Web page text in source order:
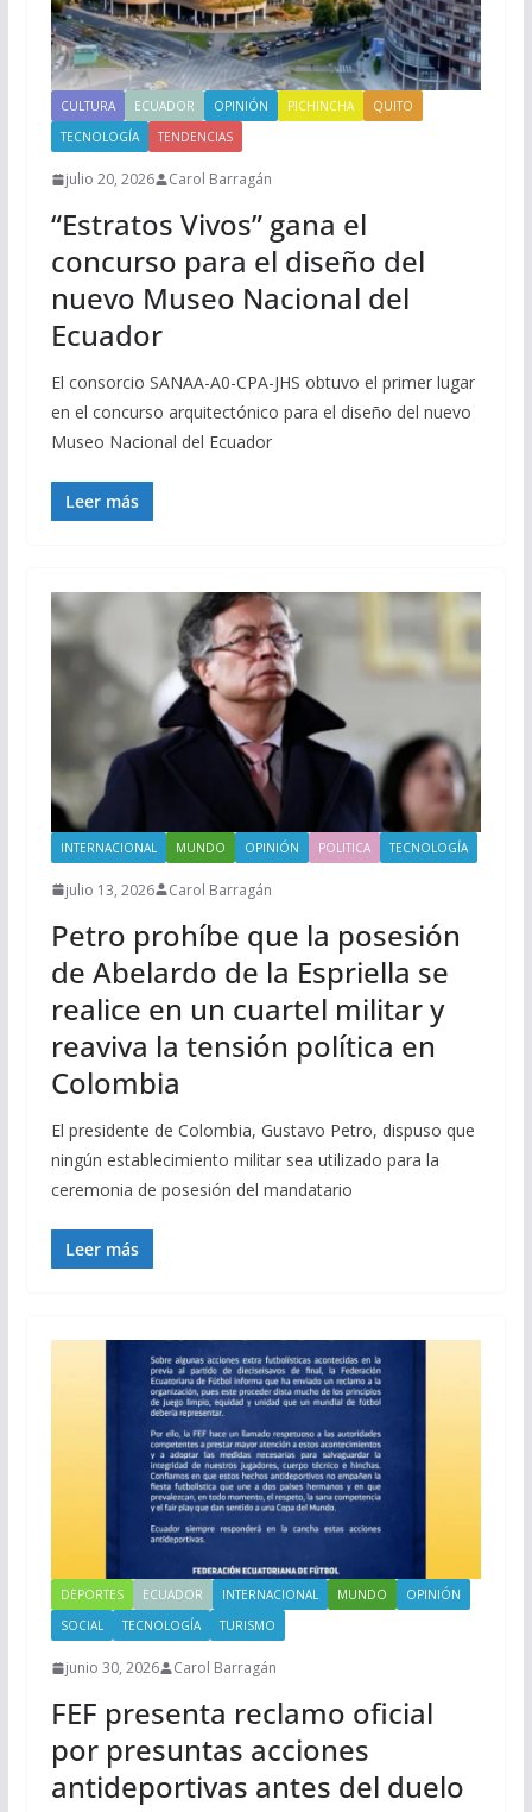
CULTURA ECUADOR OPINIÓN PICHINCHA
QUITO
TECNOLOGÍA
TENDENCIAS
julio 20, 2026 Carol Barragán
“Estratos Vivos” gana el
concurso para el diseño del
nuevo Museo Nacional del
Ecuador
El consorcio SANAA-A0-CPA-JHS obtuvo el primer lugar
en el concurso arquitectónico para el diseño del nuevo
Museo Nacional del Ecuador
Leer más
INTERNACIONAL MUNDO OPINIÓN POLITICA TECNOLOGÍA
julio 13, 2026 Carol Barragán
Petro prohíbe que la posesión
de Abelardo de la Espriella se
realice en un cuartel militar y
reaviva la tensión política en
Colombia
El presidente de Colombia, Gustavo Petro, dispuso que
ningún establecimiento militar sea utilizado para la
ceremonia de posesión del mandatario
Leer más
DEPORTES ECUADOR INTERNACIONAL MUNDO
OPINIÓN
SOCIAL
TECNOLOGÍA TURISMO
junio 30, 2026 Carol Barragán
FEF presenta reclamo oficial
por presuntas acciones
antideportivas antes del duelo